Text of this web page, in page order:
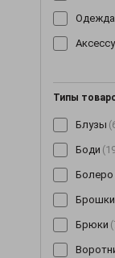
Типы
Блузы
Боди
Болеро
Брошки
Брюки